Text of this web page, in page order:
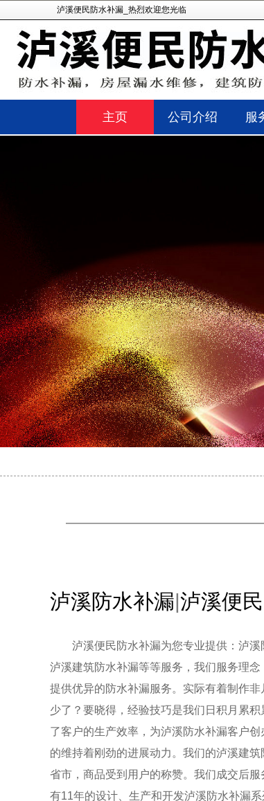
泸溪便民防水补漏_热烈欢迎您光临
主页 公司介绍 服
泸溪防水补漏|泸溪便
泸溪便民防水补漏为您专业提供：泸溪
泸溪建筑防水补漏等等服务，我们服务理
提供优异的防水补漏服务。实际有着制作
少了？要晓得，经验技巧是我们日积月累
了客户的生产效率，为泸溪防水补漏客户
的维持着刚劲的进展动力。我们的泸溪建
省市，商品受到用户的称赞。我们成交后
有11年的设计、生产和开发泸溪防水补漏